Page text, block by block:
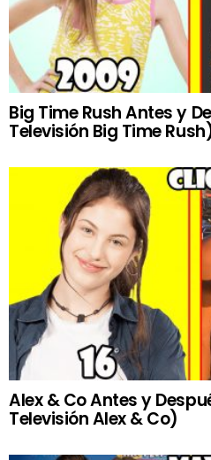
Big Time Rush Antes y
Televisión Big Time
Alex & Co Antes y
Televisión Alex & Co)